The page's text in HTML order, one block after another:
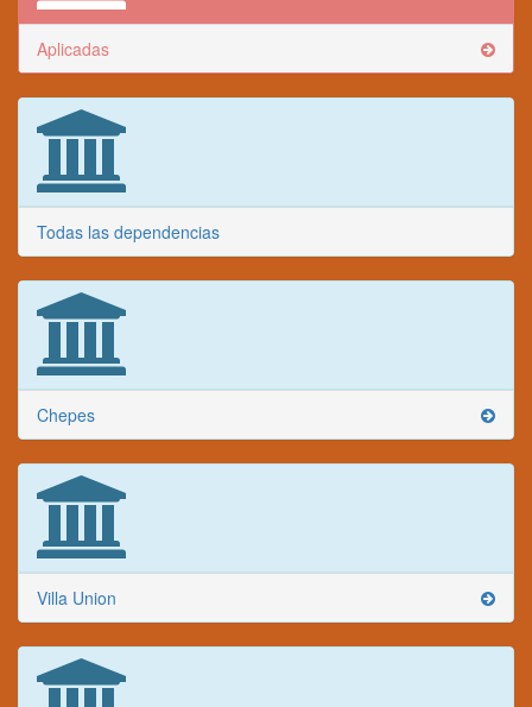
Aplicadas
Todas las dependencias
Chepes
Villa Union